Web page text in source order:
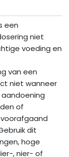
een
niet
voeding en
van een
niet wanneer
of
dit
hoge
, nier- of